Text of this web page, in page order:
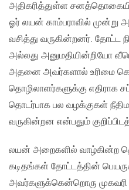
அதிகரித்துள்ள
ஓர் லயன் காம்பராவில் முன்று
வசித்து வருகின்றனர். தோட்ட
அல்லது அனுமதியின்றியோ
அதனை அவர்களால் உரிமை
தொழிலாளர்களுக்கு எதிராக
தொடர்பாக பல வழக்குகள்
வருகின்றன என்பதும்
லயன் அறைகளில் வாழ்கின்ற
கடிதங்கள் தோட்டத்தின்
அவர்களுக்கென்றொரு